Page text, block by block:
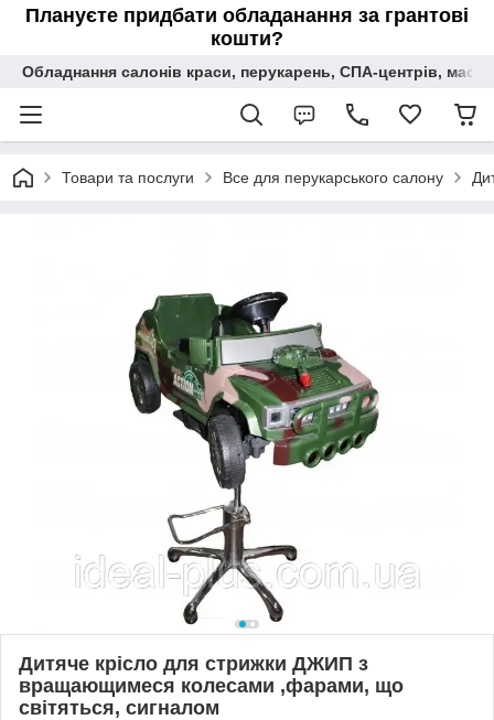
Плануєте придбати обладанання за грантові
кошти?
Обладнання салонів краси, перукарень, СПА-центрів,
Товари та послуги Все для перукарського салону
Дитяче крісло для стрижки ДЖИП з
вращающимеся колесами ,фарами, що
світяться, сигналом